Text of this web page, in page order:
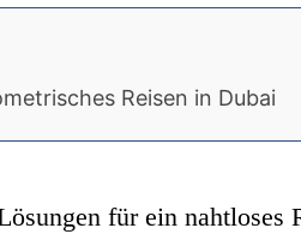
Reisen in Dubai
für ein